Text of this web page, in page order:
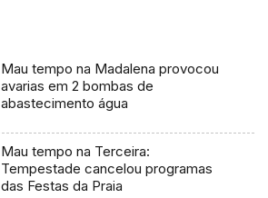
Mau tempo na Madalena provocou
avarias em 2 bombas de
abastecimento água
Mau tempo na Terceira:
Tempestade cancelou programas
das Festas da Praia